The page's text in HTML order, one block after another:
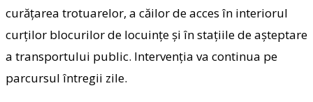
curăţarea trotuarelor, a căilor de acces în interiorul
curţilor blocurilor de locuinţe şi în staţiile de aşteptare
a transportului public. Intervenția va continua pe
parcursul întregii zile.